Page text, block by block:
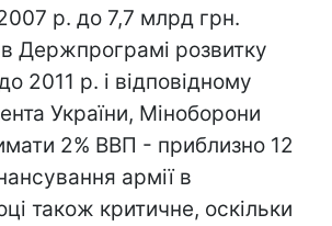
р. до 7,7 млрд грн.
Держпрограмі розвитку
2011 р. і відповідному
України, Міноборони
2% ВВП - приблизно 12
армії в
також критичне, оскільки